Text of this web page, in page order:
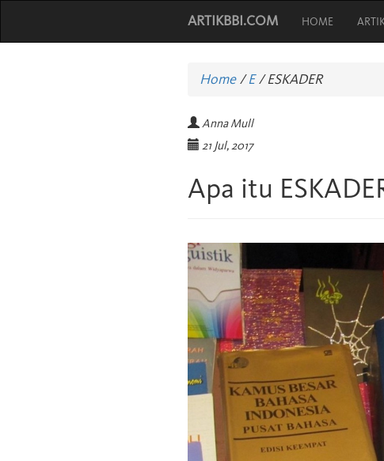
ARTIKBBI.COM HOME
Home/E /ESKADER
Anna Mull
21 Jul, 2017
Apa itu